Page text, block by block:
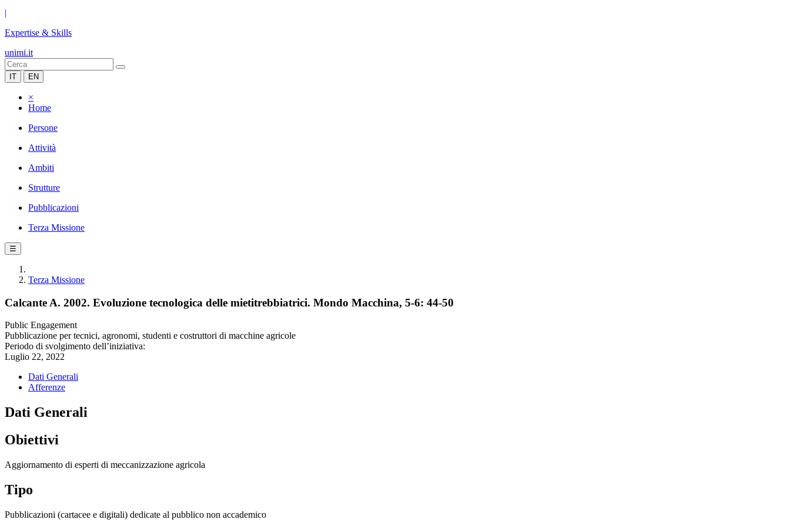
|
Expertise & Skills
unimi.it
IT EN
×
Home
Persone
Attività
Ambiti
Strutture
Pubblicazioni
Terza Missione
☰
Terza Missione
Calcante A. 2002. Evoluzione tecnologica delle mietitrebbiatrici. Mondo Macchina, 5-6: 44-50
Public Engagement
Pubblicazione per tecnici, agronomi, studenti e costruttori di macchine agricole
Periodo di svolgimento dell’iniziativa:
Luglio 22, 2022
Dati Generali
Afferenze
Dati Generali
Obiettivi
Aggiornamento di esperti di meccanizzazione agricola
Tipo
Pubblicazioni (cartacee e digitali) dedicate al pubblico non accademico